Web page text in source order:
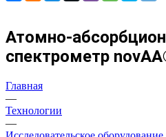
Атомно-
спектрометр
Главная
—
Технологии
—